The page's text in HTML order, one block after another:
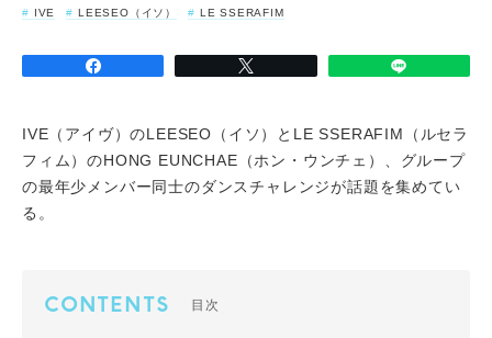
IVE LEESEO（イソ） LE SSERAFIM
IVE（アイヴ）のLEESEO（イソ）とLE SSERAFIM（ルセラ
フィム）のHONG EUNCHAE（ホン・ウンチェ）、グループ
の最年少メンバー同士のダンスチャレンジが話題を集めてい
る。
CONTENTS 目次